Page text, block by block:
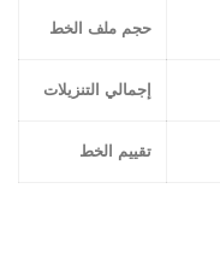
حجم ملف الخط
إجمالي التنزيلات
تقييم الخط